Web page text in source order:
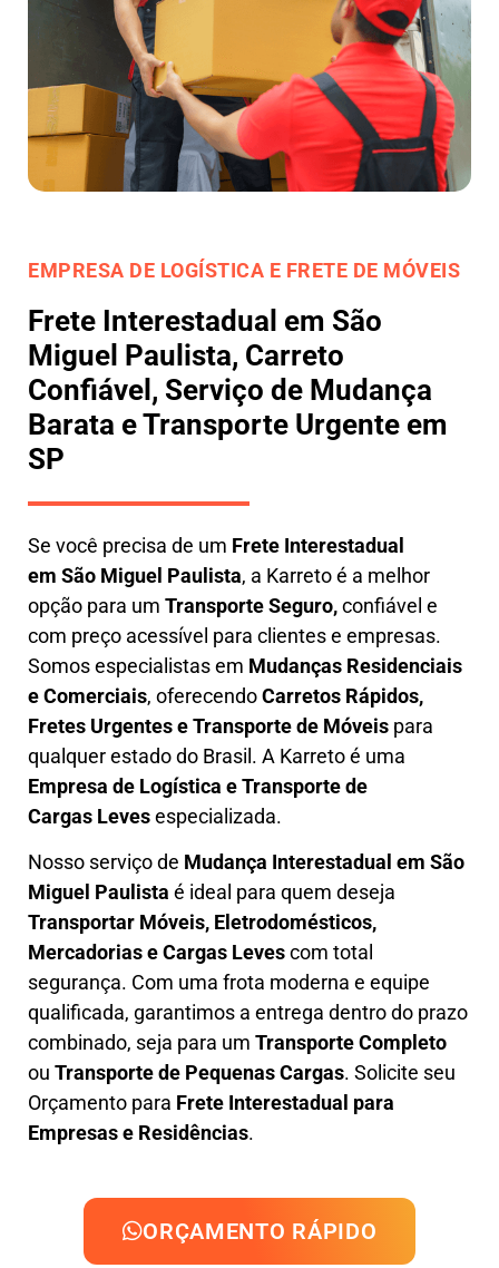
EMPRESA DE LOGÍSTICA E FRETE DE MÓVEIS
Frete Interestadual em São
Miguel Paulista, Carreto
Confiável, Serviço de Mudança
Barata e Transporte Urgente em
SP
Se você precisa de um Frete Interestadual
em São Miguel Paulista, a Karreto é a melhor
opção para um Transporte Seguro,confiável e
com preço acessível para clientes e empresas.
Somos especialistas em Mudanças Residenciais
e Comerciais, oferecendoCarretos Rápidos,
Fretes Urgentes e Transporte de Móveis para
qualquer estado do Brasil. A Karretoé uma
Empresa de Logística e Transporte de
Cargas Levesespecializada.
Nosso serviço de Mudança Interestadual em São
Miguel Paulista é ideal para quem deseja
Transportar Móveis, Eletrodomésticos,
Mercadorias e Cargas Levescom total
segurança. Com uma frota moderna e equipe
qualificada, garantimos a entrega dentro do prazo
combinado, seja para um Transporte Completo
ou Transporte de Pequenas Cargas. Solicite seu
Orçamento para Frete Interestadual para
Empresas e Residências.
ORÇAMENTO RÁPIDO